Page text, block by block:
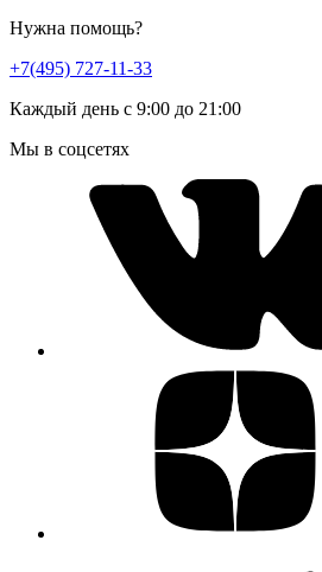
Нужна помощь?
+7(495) 727-11-33
Каждый день с 9:00 до 21:00
Мы в соцсетях